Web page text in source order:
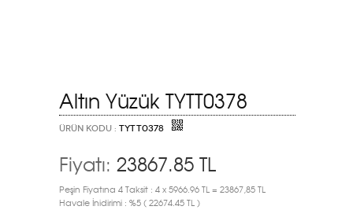
Altın Yüzük TYTT0378
ÜRÜN KODU : TYTT0378
Fiyatı: 23867.85 TL
Peşin Fiyatına 4 Taksit : 4 x 5966.96 TL = 23867,85 TL
Havale İnidirimi : %5 ( 22674.45 TL )